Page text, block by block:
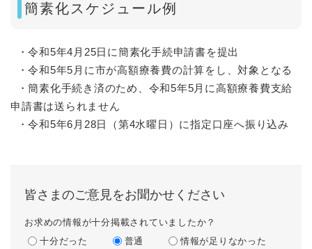
簡素化スケジュール例
・令和5年4月25日に簡素化手続申請書を提出
・令和5年5月に市が高額療養費の計算をし、対象となる
・簡素化手続き済のため、令和5年5月に高額療養費支給
申請書は送られません
・令和5年6月28日（第4水曜日）に指定口座へ振り込み
皆さまのご意見をお聞かせください
お求めの情報が十分掲載されていましたか？
十分だった
普通 情報が足りなかった